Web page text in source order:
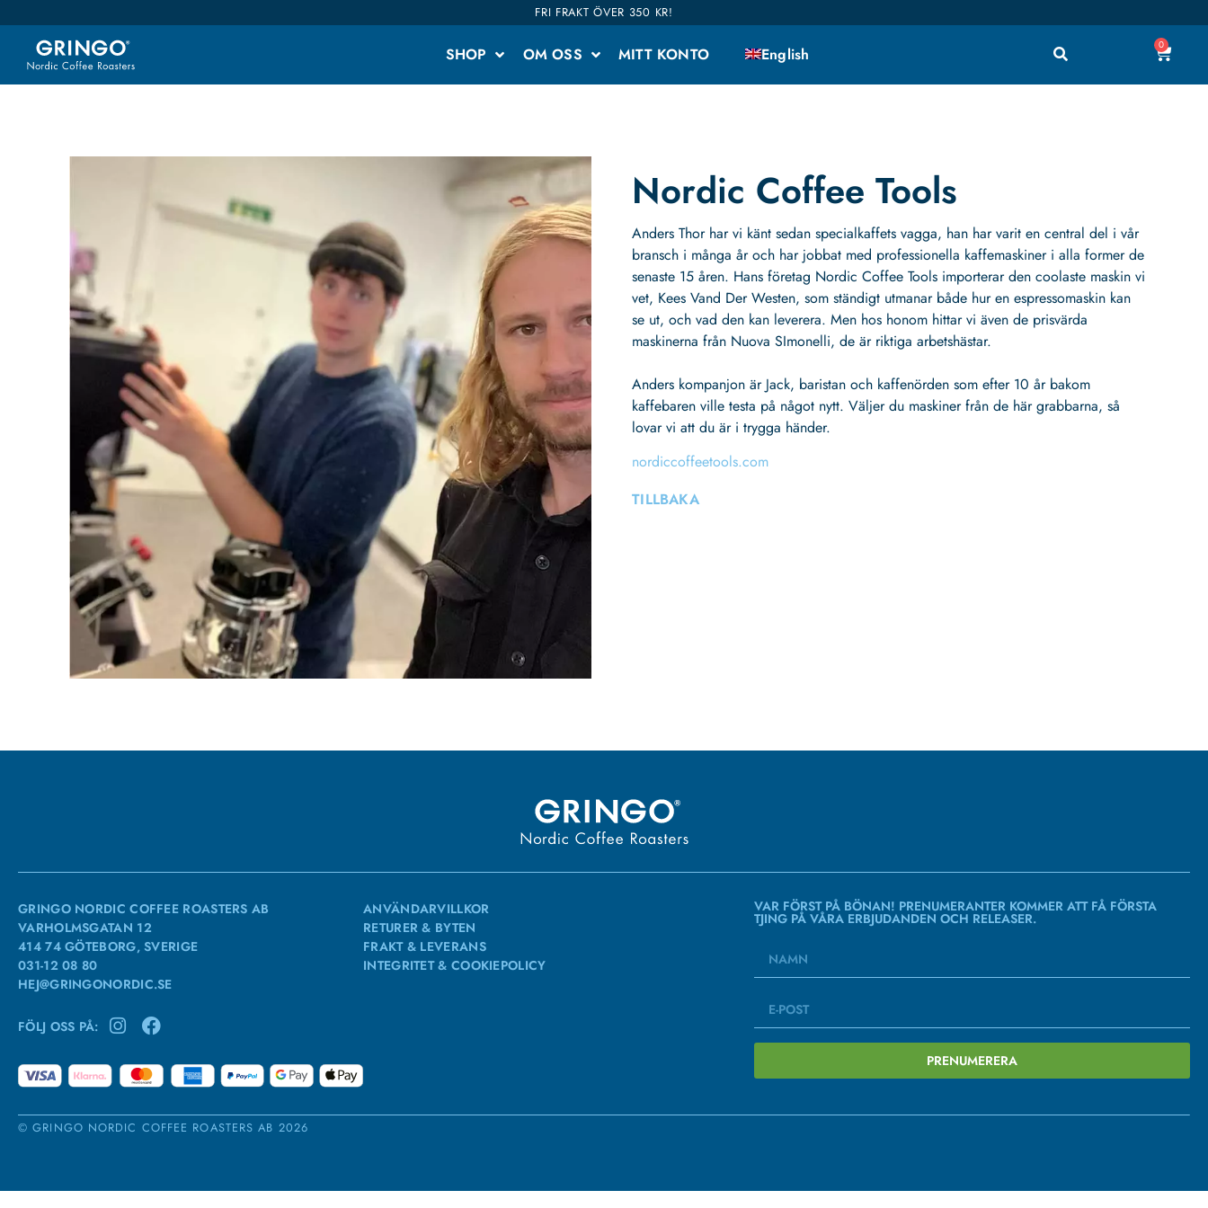
FRI FRAKT ÖVER 350 KR!
SHOP OM OSS MITT KONTO English 0
Nordic Coffee Tools
Anders Thor har vi känt sedan specialkaffets vagga, han har varit en central del i vår
bransch i många år och har jobbat med professionella kaffemaskiner i alla former de
senaste 15 åren. Hans företag Nordic Coffee Tools importerar den coolaste maskin vi
vet, Kees Vand Der Westen, som ständigt utmanar både hur en espressomaskin kan
se ut, och vad den kan leverera. Men hos honom hittar vi även de prisvärda
maskinerna från Nuova SImonelli, de är riktiga arbetshästar.
Anders kompanjon är Jack, baristan och kaffenörden som efter 10 år bakom
kaffebaren ville testa på något nytt. Väljer du maskiner från de här grabbarna, så
lovar vi att du är i trygga händer.
nordiccoffeetools.com
TILLBAKA
GRINGO NORDIC COFFEE ROASTERS AB
VARHOLMSGATAN 12
414 74 GÖTEBORG, SVERIGE
031-12 08 80
HEJ@GRINGONORDIC.SE
FÖLJ OSS PÅ:
ANVÄNDARVILLKOR
RETURER & BYTEN
FRAKT & LEVERANS
INTEGRITET & COOKIEPOLICY
VAR FÖRST PÅ BÖNAN! PRENUMERANTER KOMMER ATT FÅ FÖRSTA
TJING PÅ VÅRA ERBJUDANDEN OCH RELEASER.
PRENUMERERA
© GRINGO NORDIC COFFEE ROASTERS AB 2026